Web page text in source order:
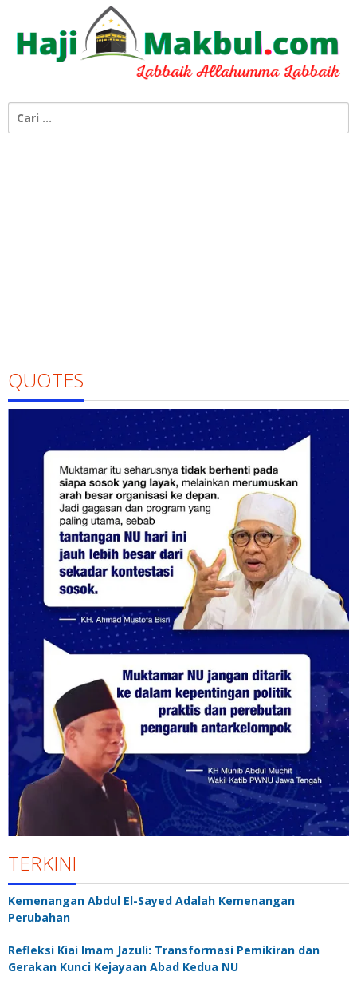
untuk:
QUOTES
TERKINI
Kemenangan Abdul El-Sayed Adalah Kemenangan
Perubahan
Refleksi Kiai Imam Jazuli: Transformasi Pemikiran dan
Gerakan Kunci Kejayaan Abad Kedua NU